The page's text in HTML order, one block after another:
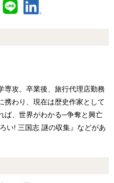
専攻。卒業後、旅行代理店勤務
携わり、現在は歴史作家として
ば、世界がわかる─争奪と興亡
い! 三国志 謎の収集』などがあ